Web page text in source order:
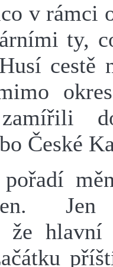
v rámci
ty,
cestě
zamířili
České
Jen
že hlavní